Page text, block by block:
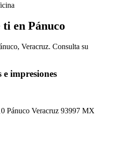
en Pánuco
Veracruz. Consulta su
impresiones
Pánuco Veracruz 93997 MX